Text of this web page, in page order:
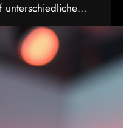
unterschiedliche
Dateigröße und
Details zu den
Dies ist eine
die in DCI 4K-
“I” steht für